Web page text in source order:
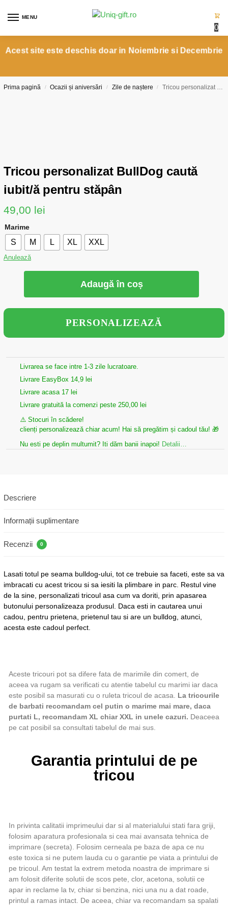
MENU
0
Acest site este deschis doar in Noiembrie si Decembrie
Prima pagină / Ocazii și aniversări / Zile de naștere / Tricou personalizat BullDog caută iubit/ă pentru stăpân
Tricou personalizat BullDog caută
iubit/ă pentru stăpân
49,00 lei
Marime
S M L XL XXL
Anulează
Adaugă în coș
PERSONALIZEAZĂ
Livrarea se face intre 1-3 zile lucratoare.
Livrare EasyBox 14,9 lei
Livrare acasa 17 lei
Livrare gratuită la comenzi peste 250,00 lei
⚠️ Stocuri în scădere!
clienți personalizează chiar acum! Hai să pregătim și cadoul tău! 🎁
Nu esti pe deplin multumit? Iti dăm banii inapoi! Detalii…
Descriere
Informații suplimentare
Recenzii 0
Lasati totul pe seama bulldog-ului, tot ce trebuie sa faceti, este sa va
imbracati cu acest tricou si sa iesiti la plimbare in parc. Restul vine
de la sine, personalizati tricoul asa cum va doriti, prin apasarea
butonului personalizeaza produsul. Daca esti in cautarea unui
cadou, pentru prietena, prietenul tau si are un bulldog, atunci,
acesta este cadoul perfect.
Aceste tricouri pot sa difere fata de marimile din comert, de
aceea va rugam sa verificati cu atentie tabelul cu marimi iar daca
este posibil sa masurati cu o ruleta tricoul de acasa. La tricourile
de barbati recomandam cel putin o marime mai mare, daca
purtati L, recomandam XL chiar XXL in unele cazuri. Deaceea
pe cat posibil sa consultati tabelul de mai sus.
Garantia printului de pe
tricou
In privinta calitatii imprimeului dar si al materialului stati fara griji,
folosim aparatura profesionala si cea mai avansata tehnica de
imprimare (secreta). Folosim cerneala pe baza de apa ce nu
este toxica si ne putem lauda cu o garantie pe viata a printului de
pe tricoul. Am testat la extrem metoda noastra de imprimare si
am folosit diferite solutii de scos pete, clor, acetona, solutii ce
apar in reclame la tv, chiar si benzina, nici una nu a dat roade,
printul a ramas intact. De aceea, chiar va recomandam sa spalati